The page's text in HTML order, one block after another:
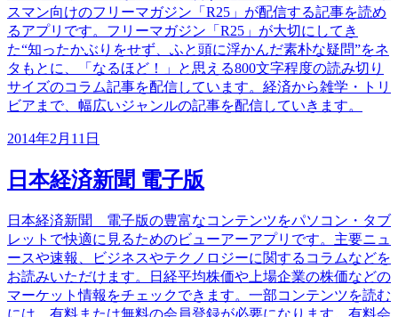
スマン向けのフリーマガジン「R25」が配信する記事を読め
るアプリです。フリーマガジン「R25」が大切にしてき
た“知ったかぶりをせず、ふと頭に浮かんだ素朴な疑問”をネ
タもとに、「なるほど！」と思える800文字程度の読み切り
サイズのコラム記事を配信しています。経済から雑学・トリ
ビアまで、幅広いジャンルの記事を配信していきます。
2014年2月11日
日本経済新聞 電子版
日本経済新聞 電子版の豊富なコンテンツをパソコン・タブ
レットで快適に見るためのビューアーアプリです。主要ニュ
ースや速報、ビジネスやテクノロジーに関するコラムなどを
お読みいただけます。日経平均株価や上場企業の株価などの
マーケット情報をチェックできます。一部コンテンツを読む